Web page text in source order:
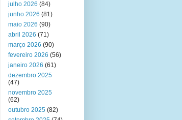
julho 2026 (84)
junho 2026 (81)
maio 2026 (90)
abril 2026 (71)
março 2026 (90)
fevereiro 2026 (56)
janeiro 2026 (61)
dezembro 2025
(47)
novembro 2025
(62)
outubro 2025 (82)